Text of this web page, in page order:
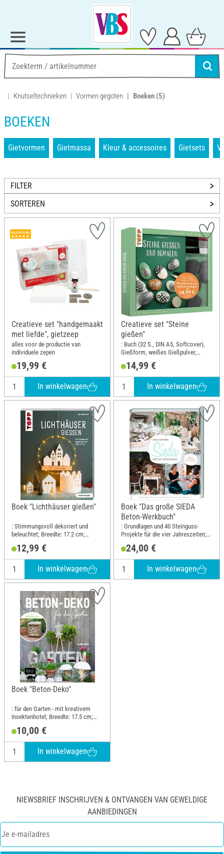
Knutseltechnieken Vormen gegoten Boeken (5)
BOEKEN
Gietvormen Gietmassa Kleur & accessoires Gietsets
FILTER
SORTEREN
Creatieve set "handgemaakt
met liefde", gietzeep
alles voor de productie van
individuele zepen
19,99 €
In winkelwagen
Creatieve set "Steine
gießen"
: Buch (32 S., DIN A5, Softcover),
Gießform, weißes Gießpulver,
Schwarz, Acrylmarker in Silber und
Schwarz; DIN-formaat A5
14,99 €
In winkelwagen
Boek "Lichthäuser gießen"
: Stimmungsvoll dekoriert und
beleuchtet; Breedte: 17.2 cm;
12,99 €
In winkelwagen
Boek "Das große SIEDA
Beton-Werkbuch"
: Grundlagen und 40 Steinguss-
Projekte für die vier Jahreszeiten;
24,00 €
In winkelwagen
Boek "Beton-Deko"
: für den Garten - mit kreativem
Insektenhotel; Breedte: 17.5 cm;
10,00 €
In winkelwagen
NIEWSBRIEF INSCHRIJVEN & ONTVANGEN VAN GEWELDIGE
AANBIEDINGEN